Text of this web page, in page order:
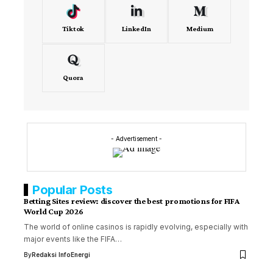
Tiktok LinkedIn Medium
Quora
- Advertisement -
Popular Posts
Betting Sites review: discover the best promotions for FIFA
World Cup 2026
The world of online casinos is rapidly evolving, especially with
major events like the FIFA…
ByRedaksi InfoEnergi